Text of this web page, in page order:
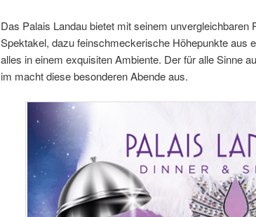
Das Palais Landau bietet mit seinem unvergleichbaren
Spektakel, dazu feinschmeckerische Höhepunkte aus
alles in einem exquisiten Ambiente. Der für alle Sinne
im macht diese besonderen Abende aus.